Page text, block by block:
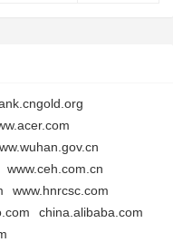
www.ceh.com.cn
www.hnrcsc.com
china.alibaba.com